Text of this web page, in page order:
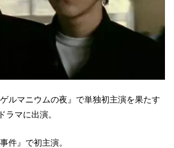
ルマニウムの夜』で単独初主演を果たす
ラマに出演。
件』で初主演。